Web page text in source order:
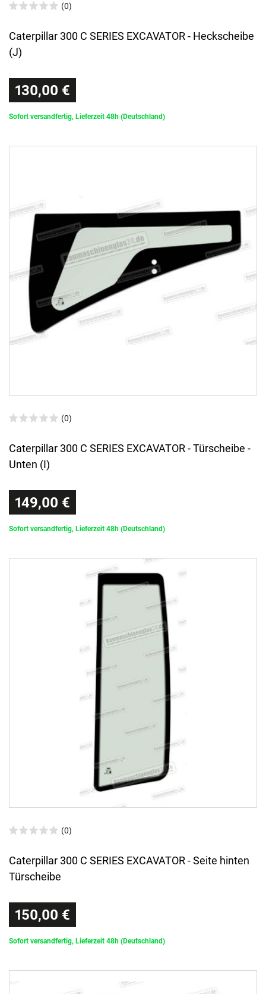
(0)
Caterpillar 300 C SERIES EXCAVATOR - Heckscheibe
(J)
130,00 €
Sofort versandfertig, Lieferzeit 48h (Deutschland)
(0)
Caterpillar 300 C SERIES EXCAVATOR - Türscheibe -
Unten (I)
149,00 €
Sofort versandfertig, Lieferzeit 48h (Deutschland)
(0)
Caterpillar 300 C SERIES EXCAVATOR - Seite hinten
Türscheibe
150,00 €
Sofort versandfertig, Lieferzeit 48h (Deutschland)